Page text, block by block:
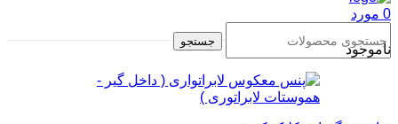
0 مورد
جستجو
ناموجود